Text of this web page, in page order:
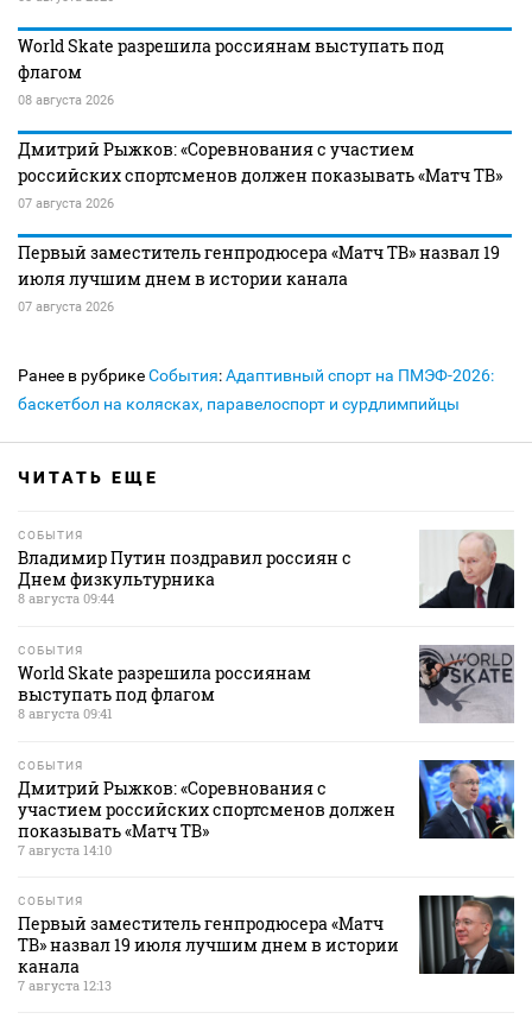
World Skate разрешила россиянам выступать под
флагом
08 августа 2026
Дмитрий Рыжков: «Соревнования с участием
российских спортсменов должен показывать «Матч ТВ»
07 августа 2026
Первый заместитель генпродюсера «Матч ТВ» назвал 19
июля лучшим днем в истории канала
07 августа 2026
Ранее в рубрикеСобытия:Адаптивный спорт на ПМЭФ-2026:
баскетбол на колясках, паравелоспорт и сурдлимпийцы
ЧИТАТЬ ЕЩЕ
СОБЫТИЯ
Владимир Путин поздравил россиян с
Днем физкультурника
8 августа 09:44
СОБЫТИЯ
World Skate разрешила россиянам
выступать под флагом
8 августа 09:41
СОБЫТИЯ
Дмитрий Рыжков: «Соревнования с
участием российских спортсменов должен
показывать «Матч ТВ»
7 августа 14:10
СОБЫТИЯ
Первый заместитель генпродюсера «Матч
ТВ» назвал 19 июля лучшим днем в истории
канала
7 августа 12:13